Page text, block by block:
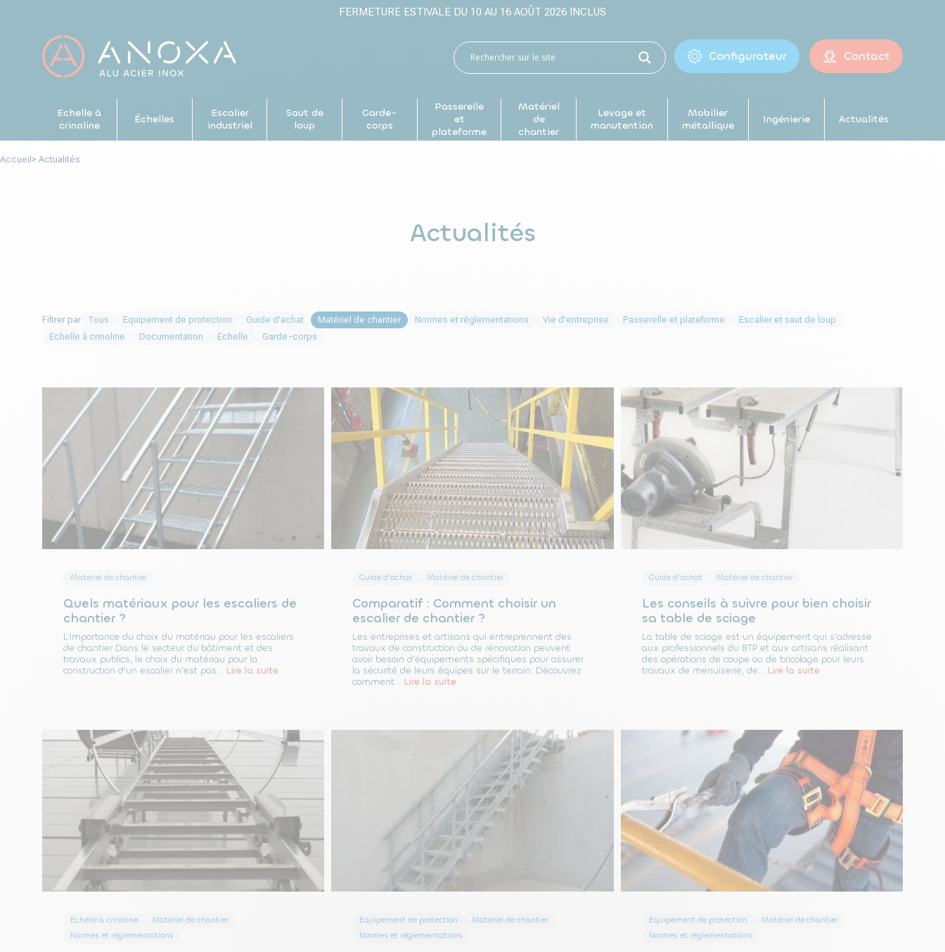
FERMETURE ESTIVALE DU 10 AU 16 AOÛT 2026 INCLUS
Configurateur Contact
Echelle à
crinoline
Échelles
Escalier
industriel
Saut de
loup
Garde-
corps
Passerelle
et
plateforme
Matériel
de
chantier
Levage et
manutention
Mobilier
métallique
Ingénierie Actualités
Accueil > Actualités
Actualités
Filtrer par Tous Equipement de protection Guide d'achat Matériel de chantier Normes et réglementations Vie d'entreprise Passerelle et plateforme
Escalier et saut de loup
Echelle à crinoline
Documentation Echelle Garde-corps
Matériel de chantier
Quels matériaux pour les escaliers de
chantier ?
L’importance du choix du matériau pour les escaliers
de chantier Dans le secteur du bâtiment et des
travaux publics, le choix du matériau pour la
construction d’un escalier n’est pas... Lire la suite
Guide d'achat Matériel de chantier
Comparatif : Comment choisir un
escalier de chantier ?
Les entreprises et artisans qui entreprennent des
travaux de construction ou de rénovation peuvent
avoir besoin d’équipements spécifiques pour assurer
la sécurité de leurs équipes sur le terrain. Découvrez
comment... Lire la suite
Guide d'achat Matériel de chantier
Les conseils à suivre pour bien choisir
sa table de sciage
La table de sciage est un équipement qui s’adresse
aux professionnels du BTP et aux artisans réalisant
des opérations de coupe ou de bricolage pour leurs
travaux de menuiserie, de... Lire la suite
Echelle à crinoline
Matériel de chantier
Normes et réglementations
Equipement de protection
Matériel de chantier
Normes et réglementations
Equipement de protection
Matériel de chantier
Normes et réglementations